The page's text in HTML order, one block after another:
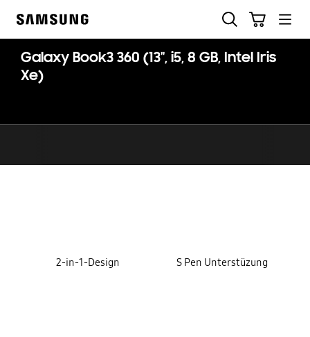
Galaxy Book3 360 (13", i5, 8 GB, Intel Iris
Xe)
2-in-1-Design S Pen Unterstüzung